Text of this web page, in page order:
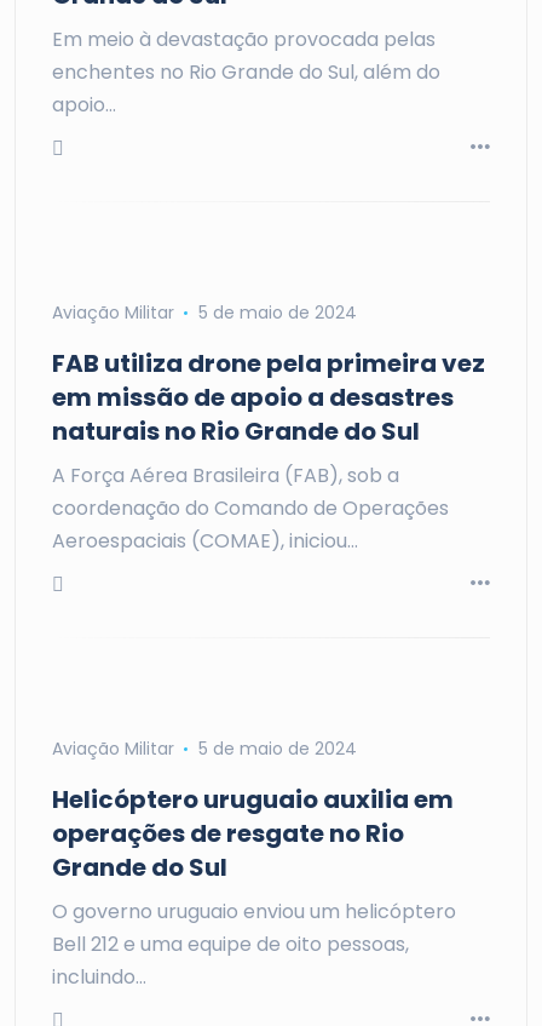
Em meio à devastação provocada pelas
enchentes no Rio Grande do Sul, além do
apoio…
Aviação Militar 5 de maio de 2024
FAB utiliza drone pela primeira vez
em missão de apoio a desastres
naturais no Rio Grande do Sul
A Força Aérea Brasileira (FAB), sob a
coordenação do Comando de Operações
Aeroespaciais (COMAE), iniciou…
Aviação Militar 5 de maio de 2024
Helicóptero uruguaio auxilia em
operações de resgate no Rio
Grande do Sul
O governo uruguaio enviou um helicóptero
Bell 212 e uma equipe de oito pessoas,
incluindo…